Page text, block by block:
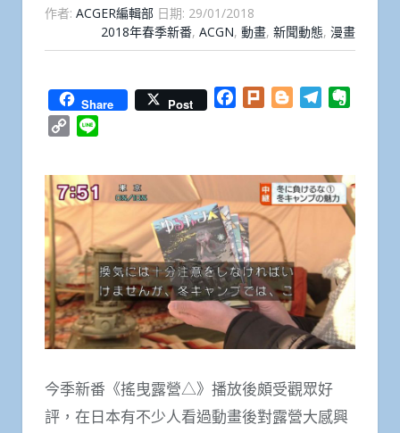
作者: ACGER編輯部 日期: 29/01/2018
2018年春季新番, ACGN, 動畫, 新聞動態, 漫畫
Share Post Facebook
Plurk BloggerTelegram
Copy
今季新番《搖曳露營△》播放後頗受觀眾好
評，在日本有不少人看過動畫後對露營大感興